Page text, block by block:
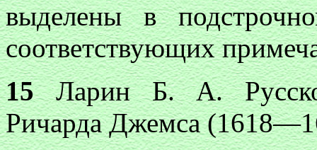
выделены в
соответствующих
15Ларин Б. А. Русско-
Ричарда Джемса